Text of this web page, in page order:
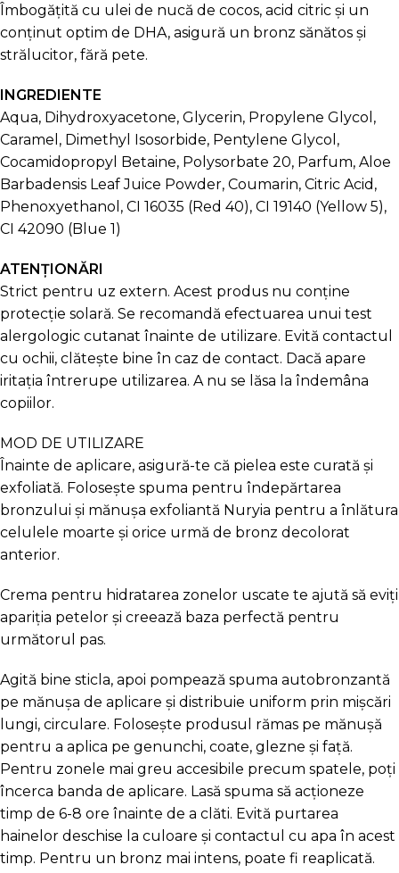
Îmbogățită cu ulei de nucă de cocos, acid citric și un
conținut optim de DHA, asigură un bronz sănătos și
strălucitor, fără pete.
INGREDIENTE
Aqua, Dihydroxyacetone, Glycerin, Propylene Glycol,
Caramel, Dimethyl Isosorbide, Pentylene Glycol,
Cocamidopropyl Betaine, Polysorbate 20, Parfum, Aloe
Barbadensis Leaf Juice Powder, Coumarin, Citric Acid,
Phenoxyethanol, CI 16035 (Red 40), CI 19140 (Yellow 5),
CI 42090 (Blue 1)
ATENȚIONĂRI
Strict pentru uz extern. Acest produs nu conține
protecție solară. Se recomandă efectuarea unui test
alergologic cutanat înainte de utilizare. Evită contactul
cu ochii, clătește bine în caz de contact. Dacă apare
iritația întrerupe utilizarea. A nu se lăsa la îndemâna
copiilor.
MOD DE UTILIZARE
Înainte de aplicare, asigură-te că pielea este curată și
exfoliată. Folosește spuma pentru îndepărtarea
bronzului și mănușa exfoliantă Nuryia pentru a înlătura
celulele moarte și orice urmă de bronz decolorat
anterior.
Crema pentru hidratarea zonelor uscate te ajută să eviți
apariția petelor și creează baza perfectă pentru
următorul pas.
Agită bine sticla, apoi pompează spuma autobronzantă
pe mănușa de aplicare și distribuie uniform prin mișcări
lungi, circulare. Folosește produsul rămas pe mănușă
pentru a aplica pe genunchi, coate, glezne și față.
Pentru zonele mai greu accesibile precum spatele, poți
încerca banda de aplicare. Lasă spuma să acționeze
timp de 6-8 ore înainte de a clăti. Evită purtarea
hainelor deschise la culoare și contactul cu apa în acest
timp. Pentru un bronz mai intens, poate fi reaplicată.